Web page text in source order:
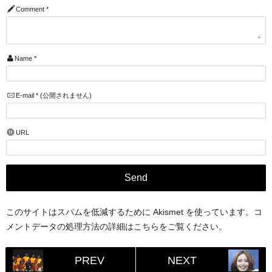
Comment *
Name *
E-mail *(公開されません)
URL
このサイトはスパムを低減するために Akismet を使っています。
コ
メントデータの処理方法の詳細はこちらをご覧ください。
PREV NEXT